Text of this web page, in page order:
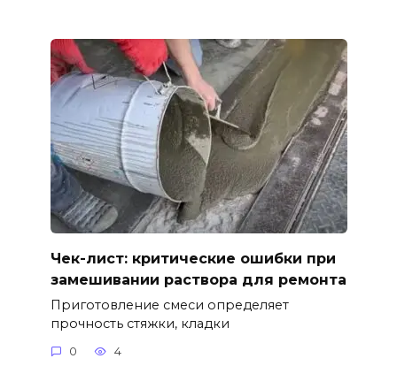
Чек-лист: критические ошибки при
замешивании раствора для ремонта
Приготовление смеси определяет
прочность стяжки, кладки
0 4